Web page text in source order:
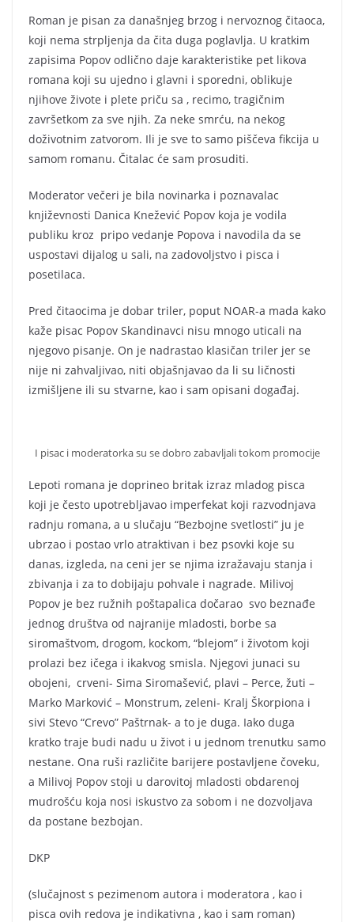
Roman je pisan za današnjeg brzog i nervoznog čitaoca,
koji nema strpljenja da čita duga poglavlja. U kratkim
zapisima Popov odlično daje karakteristike pet likova
romana koji su ujedno i glavni i sporedni, oblikuje
njihove živote i plete priču sa , recimo, tragičnim
završetkom za sve njih. Za neke smrću, na nekog
doživotnim zatvorom. Ili je sve to samo piščeva fikcija u
samom romanu. Čitalac će sam prosuditi.
Moderator večeri je bila novinarka i poznavalac
književnosti Danica Knežević Popov koja je vodila
publiku kroz pripo vedanje Popova i navodila da se
uspostavi dijalog u sali, na zadovoljstvo i pisca i
posetilaca.
Pred čitaocima je dobar triler, poput NOAR-a mada kako
kaže pisac Popov Skandinavci nisu mnogo uticali na
njegovo pisanje. On je nadrastao klasičan triler jer se
nije ni zahvaljivao, niti objašnjavao da li su ličnosti
izmišljene ili su stvarne, kao i sam opisani događaj.
I pisac i moderatorka su se dobro zabavljali tokom promocije
Lepoti romana je doprineo britak izraz mladog pisca
koji je često upotrebljavao imperfekat koji razvodnjava
radnju romana, a u slučaju “Bezbojne svetlosti” ju je
ubrzao i postao vrlo atraktivan i bez psovki koje su
danas, izgleda, na ceni jer se njima izražavaju stanja i
zbivanja i za to dobijaju pohvale i nagrade. Milivoj
Popov je bez ružnih poštapalica dočarao svo beznađe
jednog društva od najranije mladosti, borbe sa
siromaštvom, drogom, kockom, “blejom” i životom koji
prolazi bez ičega i ikakvog smisla. Njegovi junaci su
obojeni, crveni- Sima Siromašević, plavi – Perce, žuti –
Marko Marković – Monstrum, zeleni- Kralj Škorpiona i
sivi Stevo “Crevo” Paštrnak- a to je duga. Iako duga
kratko traje budi nadu u život i u jednom trenutku samo
nestane. Ona ruši različite barijere postavljene čoveku,
a Milivoj Popov stoji u darovitoj mladosti obdarenoj
mudrošću koja nosi iskustvo za sobom i ne dozvoljava
da postane bezbojan.
DKP
(slučajnost s pezimenom autora i moderatora , kao i
pisca ovih redova je indikativna , kao i sam roman)